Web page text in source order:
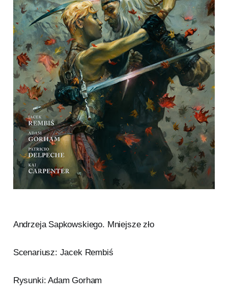
Andrzeja Sapkowskiego. Mniejsze zło
Scenariusz: Jacek Rembiś
Rysunki: Adam Gorham